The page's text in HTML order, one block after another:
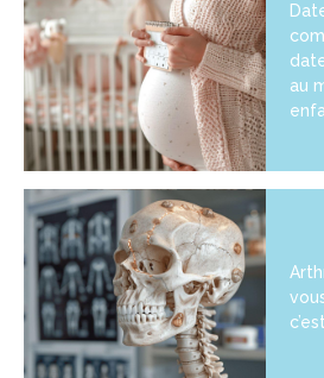
au
c’est